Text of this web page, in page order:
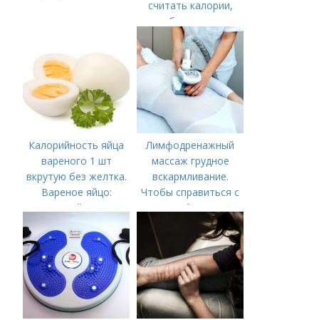
считать калории,
чтобы похудеть
Калорийность яйца
вареного 1 шт
вкрутую без желтка.
Вареное яйцо:
калорийность
Лимфодренажный
массаж грудное
вскармливание.
Чтобы справиться с
нагрубанием,
необходимо
предпринять
следующие действия: